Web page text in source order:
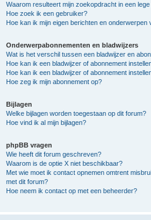
Waarom resulteert mijn zoekopdracht in een lege
Hoe zoek ik een gebruiker?
Hoe kan ik mijn eigen berichten en onderwerpen
Onderwerpabonnementen en bladwijzers
Wat is het verschil tussen een bladwijzer en
Hoe kan ik een bladwijzer of abonnement
Hoe kan ik een bladwijzer of abonnement
Hoe zeg ik mijn abonnement op?
Bijlagen
Welke bijlagen worden toegestaan op dit forum?
Hoe vind ik al mijn bijlagen?
phpBB vragen
Wie heeft dit forum geschreven?
Waarom is de optie X niet beschikbaar?
Met wie moet ik contact opnemen omtrent
met dit forum?
Hoe neem ik contact op met een beheerder?